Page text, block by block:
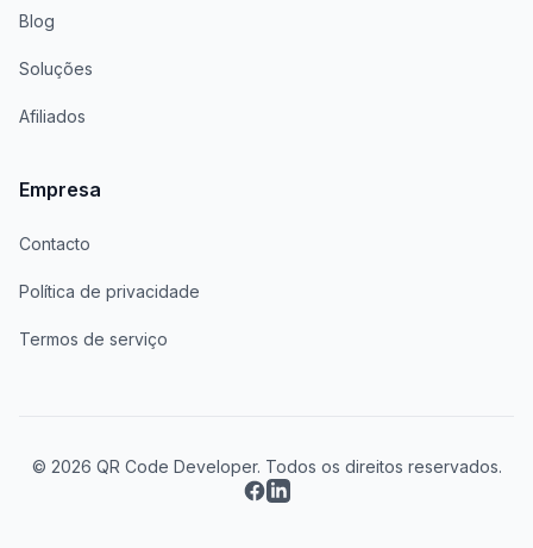
Blog
Soluções
Afiliados
Empresa
Contacto
Política de privacidade
Termos de serviço
© 2026 QR Code Developer. Todos os direitos reservados.